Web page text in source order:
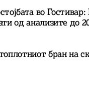
во
од анализите до
бран на